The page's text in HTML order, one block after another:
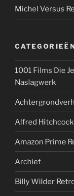
Michel Versus
CATEGORIEËN
1001 Films Die
Naslagwerk
Alfred
Amazon Prime
Archief
Billy Wilder